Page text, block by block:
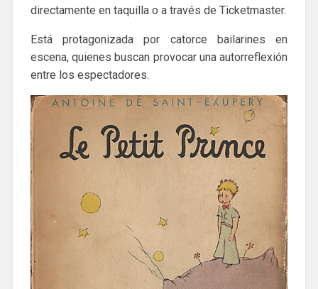
directamente en taquilla o a través de Ticketmaster.
Está protagonizada por catorce bailarines en
escena, quienes buscan provocar una autorreflexión
entre los espectadores.